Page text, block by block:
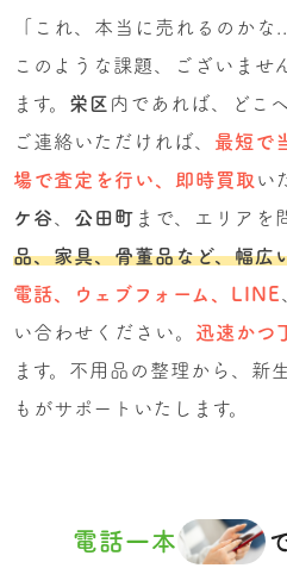
「これ、本当に売れるのかな
このような課題、ございませ
ます。 栄区 内であれば、どこ
ご連絡いただければ、 最短で
場で査定を行い、即時買取 い
ケ谷、 公田町 まで、エリアを
品、家具、骨董品など、幅広
電話、ウェブフォーム、LINE
い合わせください。 迅速かつ
ます。不用品の整理から、新
もがサポートいたします。
電話一本